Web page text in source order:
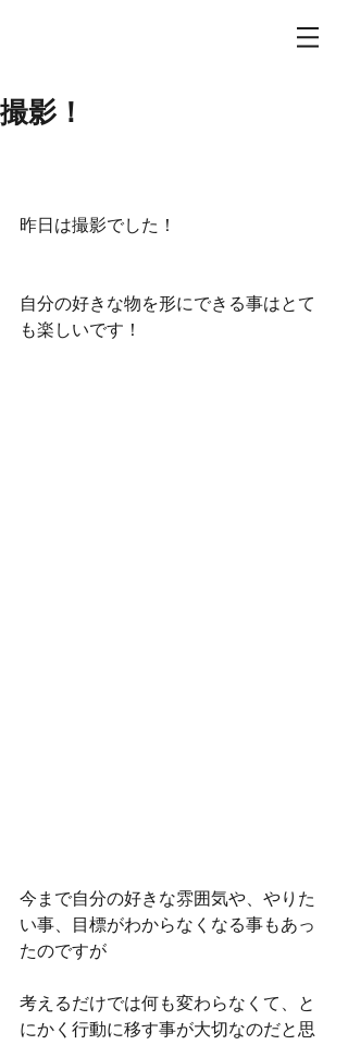
撮影！
昨日は撮影でした！
自分の好きな物を形にできる事はとて
も楽しいです！
今まで自分の好きな雰囲気や、やりた
い事、目標がわからなくなる事もあっ
たのですが
考えるだけでは何も変わらなくて、と
にかく行動に移す事が大切なのだと思